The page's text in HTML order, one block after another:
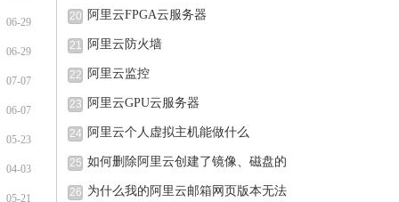
06-29
06-29
07-07
06-07
05-23
04-03
05-21
20 阿里云FPGA云服务器
21 阿里云防火墙
22 阿里云监控
23 阿里云GPU云服务器
24 阿里云个人虚拟主机能做什么
25 如何删除阿里云创建了镜像、磁盘的
26 为什么我的阿里云邮箱网页版本无法